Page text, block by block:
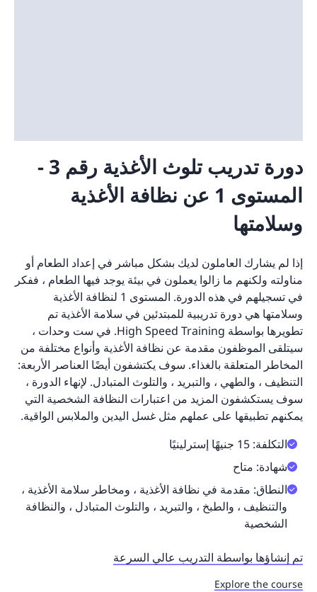
دورة تدريب تلوث الأغذية رقم 3 -
المستوى 1 عن نظافة الأغذية
وسلامتها
إذا لم يشارك العاملون لديك بشكل مباشر في إعداد الطعام أو
مناولته ولكنهم ما زالوا يعملون في بيئة يوجد فيها الطعام ، ففكر
في تسجيلهم في هذه الدورة. المستوى 1 لنظافة الأغذية
وسلامتها هي دورة تدريبية للمبتدئين في سلامة الأغذية تم
تطويرها بواسطة High Speed Training. في ست وحدات ،
سيتلقى الموظفون مقدمة عن نظافة الأغذية وأنواع مختلفة من
المخاطر المتعلقة بالغذاء. سوف يكتشفون أيضًا العناصر الأربعة:
التنظيف ، والطهي ، والتبريد ، والتلوث المتبادل. لإنهاء الدورة ،
سوف يستكشفون المزيد من اعتبارات النظافة الشخصية التي
يمكنهم تطبيقها على عملهم مثل غسل اليدين والملابس الواقية.
التكلفة: 15 جنيهًا إسترلينيًا
شهادة: متاح
النطاق: مقدمة في نظافة الأغذية ، ومخاطر سلامة الأغذية ،
والتنظيف ، والطبخ ، والتبريد ، والتلوث المتبادل ، والنظافة
الشخصية
تم إنشاؤها بواسطة التدريب عالي السرعة
Explore the course